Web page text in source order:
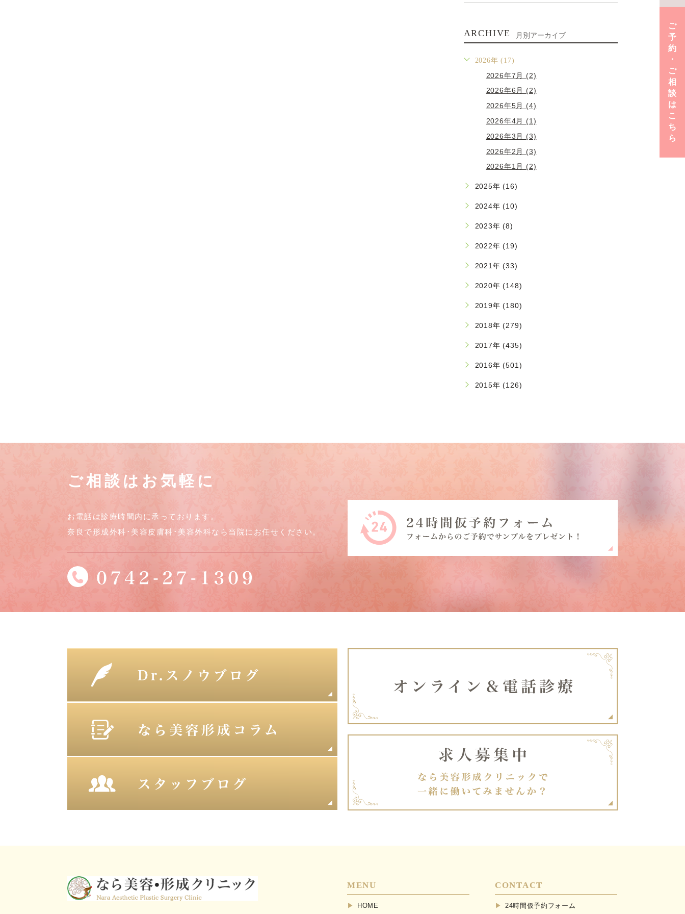
ご
予
約
･
ご
相
談
は
こ
ち
ら
ARCHIVE 月別アーカイブ
2026年 (17)
2026年7月 (2)
2026年6月 (2)
2026年5月 (4)
2026年4月 (1)
2026年3月 (3)
2026年2月 (3)
2026年1月 (2)
2025年 (16)
2024年 (10)
2023年 (8)
2022年 (19)
2021年 (33)
2020年 (148)
2019年 (180)
2018年 (279)
2017年 (435)
2016年 (501)
2015年 (126)
ご相談はお気軽に
お電話は診療時間内に承っております。
奈良で形成外科･美容皮膚科･美容外科なら当院にお任せください。
MENU
HOME
CONTACT
24時間仮予約フォーム